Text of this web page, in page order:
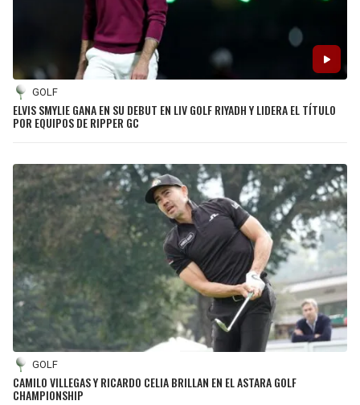
GOLF
ELVIS SMYLIE GANA EN SU DEBUT EN LIV GOLF RIYADH Y LIDERA EL TÍTULO
POR EQUIPOS DE RIPPER GC
GOLF
CAMILO VILLEGAS Y RICARDO CELIA BRILLAN EN EL ASTARA GOLF
CHAMPIONSHIP